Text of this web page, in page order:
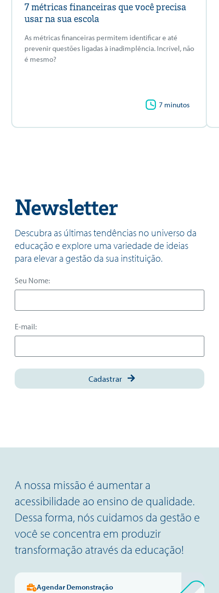
7 métricas financeiras que você precisa
usar na sua escola
As métricas financeiras permitem identificar e até
prevenir questões ligadas à inadimplência. Incrível, não
é mesmo?
7 minutos
Newsletter
Descubra as últimas tendências no universo da
educação e explore uma variedade de ideias
para elevar a gestão da sua instituição.
Seu Nome:
E-mail:
Cadastrar
A nossa missão é aumentar a
acessibilidade ao ensino de qualidade.
Dessa forma, nós cuidamos da gestão e
você se concentra em produzir
transformação através da educação!
Agendar Demonstração